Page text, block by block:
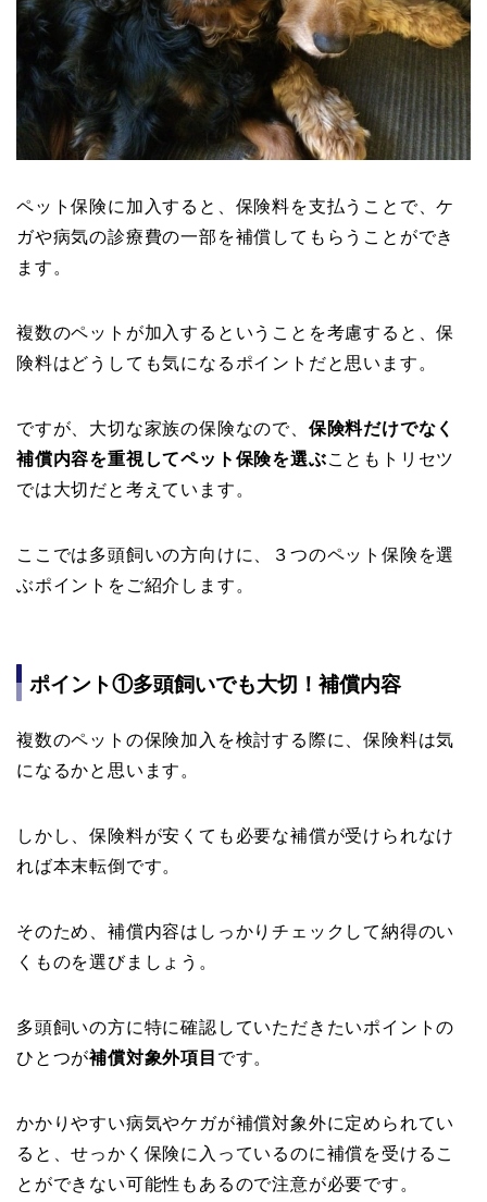
ペット保険に加入すると、保険料を支払うことで、ケ
ガや病気の診療費の一部を補償してもらうことができ
ます。
複数のペットが加入するということを考慮すると、保
険料はどうしても気になるポイントだと思います。
ですが、大切な家族の保険なので、 保険料だけでなく
補償内容を重視してペット保険を選ぶこともトリセツ
では大切だと考えています。
ここでは多頭飼いの方向けに、３つのペット保険を選
ぶポイントをご紹介します。
ポイント①多頭飼いでも大切！補償内容
複数のペットの保険加入を検討する際に、保険料は気
になるかと思います。
しかし、保険料が安くても必要な補償が受けられなけ
れば本末転倒です。
そのため、補償内容はしっかりチェックして納得のい
くものを選びましょう。
多頭飼いの方に特に確認していただきたいポイントの
ひとつが補償対象外項目 です。
かかりやすい病気やケガが補償対象外に定められてい
ると、せっかく保険に入っているのに補償を受けるこ
とができない可能性もあるので注意が必要です。